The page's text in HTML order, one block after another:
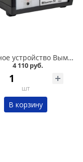
Зарядное устройство Вымпел-30 автомат, 0-20А, 14.8/16/19 В, стрелочный ампер в Омске
4 110 руб.
шт
В корзину